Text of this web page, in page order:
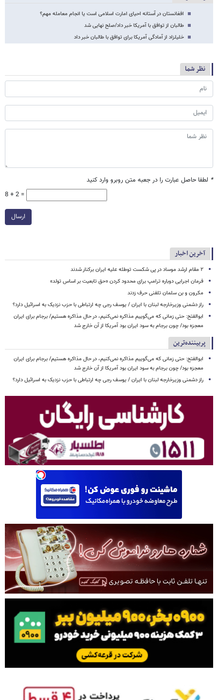
افغانستان در آستانه احیای امارت اسلامی است یا انجام معامله مهم؟
طالبان از توافق با آمریکا خبر داد/صلح نهایی شد
خلیلزاد از آمادگی آمریکا برای توافق با طالبان خبر داد
نظر شما
* لطفا حاصل عبارت را در جعبه متن روبرو وارد کنید
8 + 2 =
ارسال
آخرین اخبار
۲ مقام‌ ارشد موساد در پی شکست توطئه علیه ایران برکنار شدند
فرمان اجرایی دوباره ترامپ برای محدود کردن «حق تابعیت بر اساس تولد»
مکرون و بن سلمان تلفنی حرف زدند
راز دشمنی وزیرخارجه لبنان با ایران / یوسف رجی چه ارتباطی با حزب نزدیک به اسرائیل دارد؟
ابوالفتح: حتی زمانی که می‌گوییم مذاکره نمی‌کنیم، در حال مذاکره هستیم/ برجام برای ایران
معجزه بود/ چون برجام به سود ایران بود آمریکا از آن خارج شد
پربیننده‌ترین
ابوالفتح: حتی زمانی که می‌گوییم مذاکره نمی‌کنیم، در حال مذاکره هستیم/ برجام برای ایران
معجزه بود/ چون برجام به سود ایران بود آمریکا از آن خارج شد
راز دشمنی وزیرخارجه لبنان با ایران / یوسف رجی چه ارتباطی با حزب نزدیک به اسرائیل دارد؟